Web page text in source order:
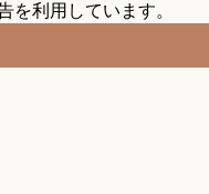
を利用しています。